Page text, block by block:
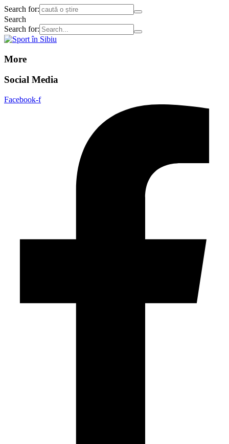
Search for:
Search
Search for:
More
Social Media
Facebook-f